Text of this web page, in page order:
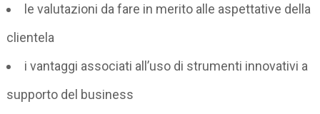
le valutazioni da fare in merito alle aspettative della
clientela
i vantaggi associati all’uso di strumenti innovativi a
supporto del business